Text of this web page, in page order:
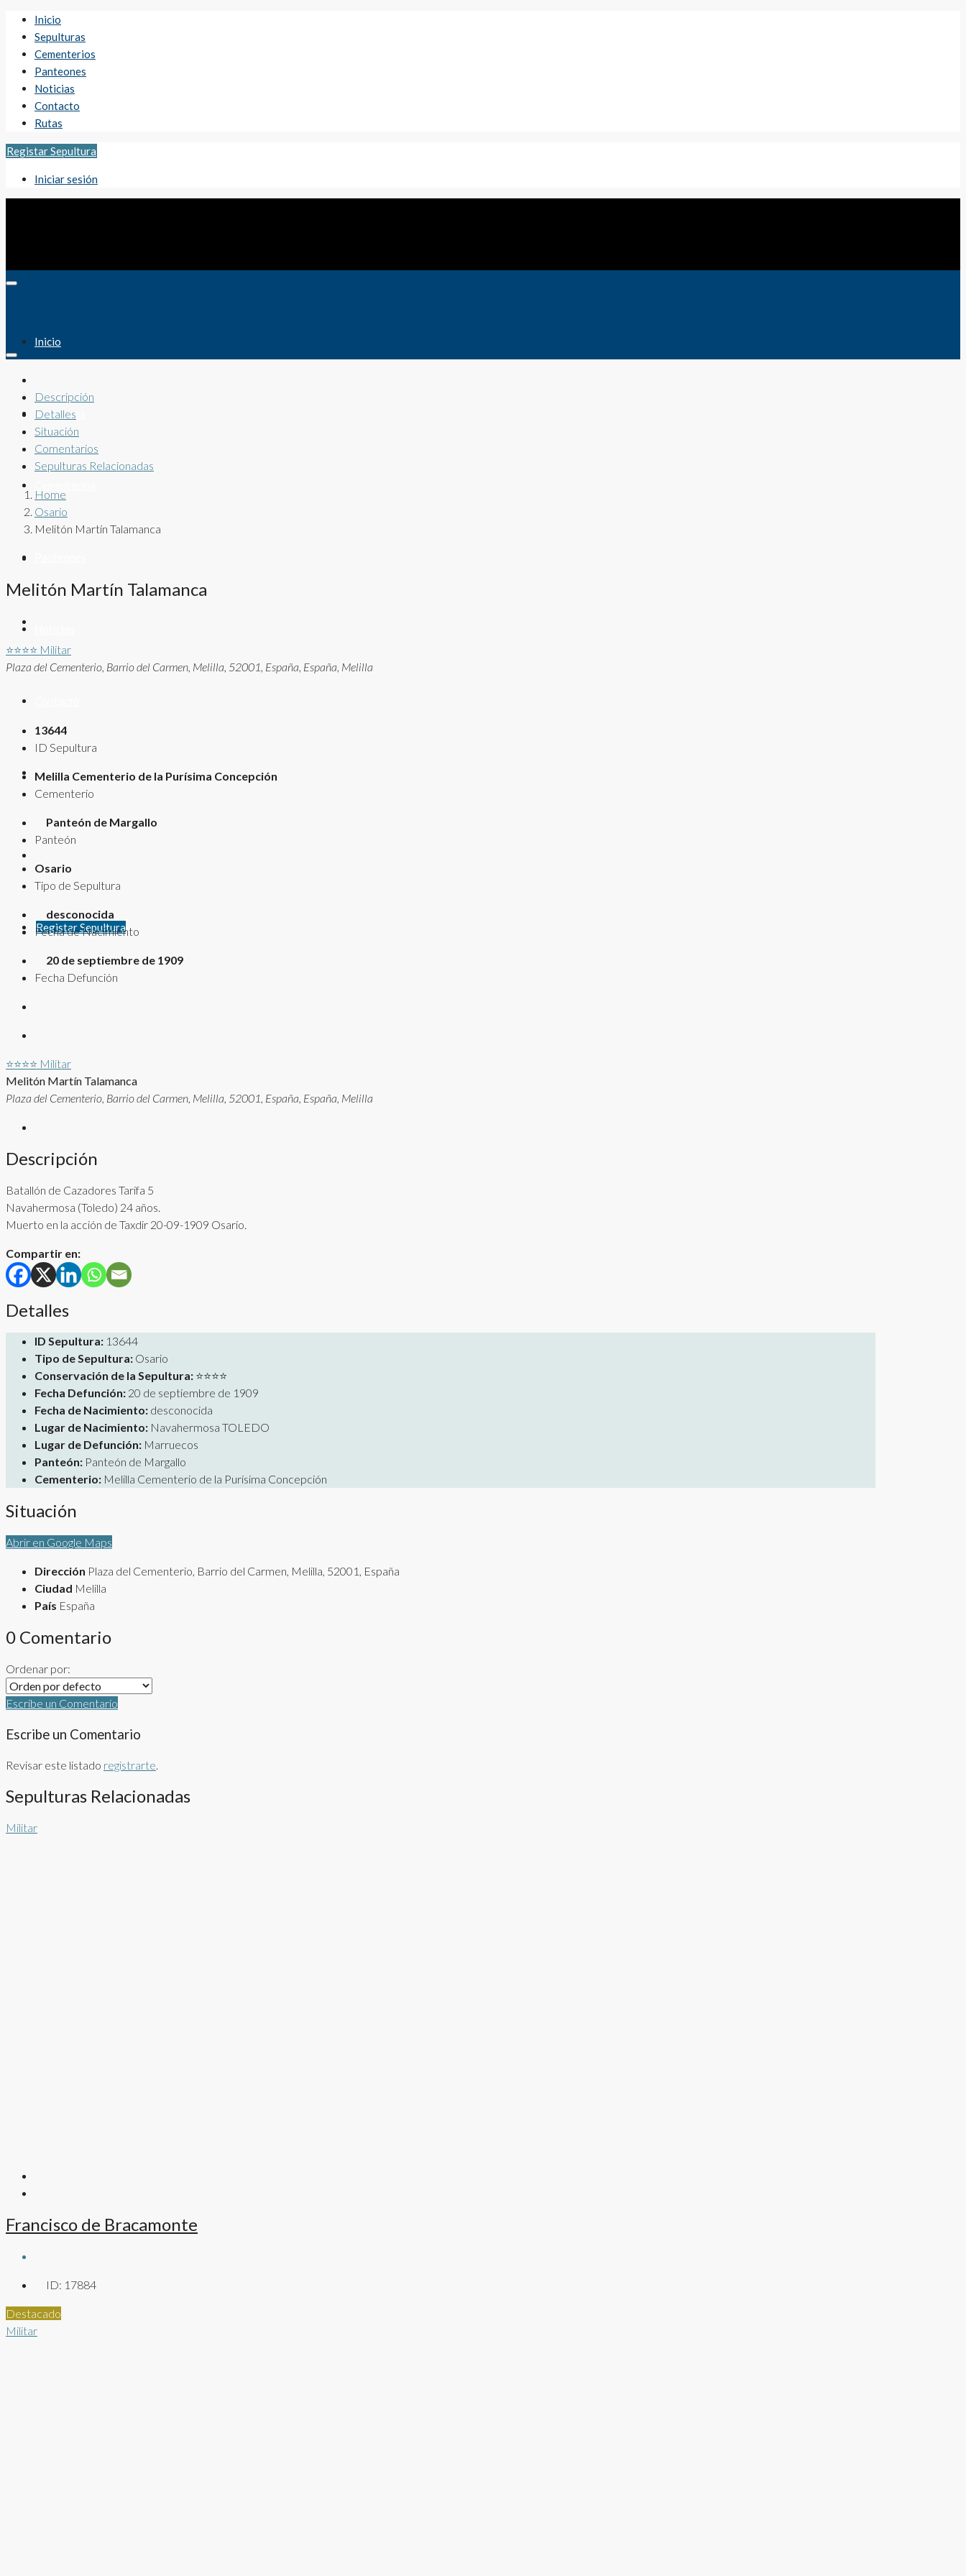
Inicio
Sepulturas
Cementerios
Panteones
Noticias
Contacto
Rutas
Registar Sepultura
Iniciar sesión
Inicio
Sepulturas
Rutas
Registar Sepultura
Descripción
Detalles
Situación
Comentarios
Sepulturas Relacionadas
Home
Osario
Melitón Martín Talamanca
Melitón Martín Talamanca
⭐⭐⭐⭐ Militar
Plaza del Cementerio, Barrio del Carmen, Melilla, 52001, España, España, Melilla
13644
ID Sepultura
Melilla Cementerio de la Purísima Concepción
Cementerio
Panteón de Margallo
Panteón
Osario
Tipo de Sepultura
desconocida
Fecha de Nacimiento
20 de septiembre de 1909
Fecha Defunción
⭐⭐⭐⭐ Militar
Melitón Martín Talamanca
Plaza del Cementerio, Barrio del Carmen, Melilla, 52001, España, España, Melilla
Descripción
Batallón de Cazadores Tarifa 5
Navahermosa (Toledo) 24 años.
Muerto en la acción de Taxdir 20-09-1909 Osario.
Compartir en:
Detalles
ID Sepultura: 13644
Tipo de Sepultura: Osario
Conservación de la Sepultura: ⭐⭐⭐⭐
Fecha Defunción: 20 de septiembre de 1909
Fecha de Nacimiento: desconocida
Lugar de Nacimiento: Navahermosa TOLEDO
Lugar de Defunción: Marruecos
Panteón: Panteón de Margallo
Cementerio: Melilla Cementerio de la Purísima Concepción
Situación
Abrir en Google Maps
Dirección Plaza del Cementerio, Barrio del Carmen, Melilla, 52001, España
Ciudad Melilla
País España
0 Comentario
Ordenar por:
Escribe un Comentario
Escribe un Comentario
Revisar este listado registrarte
Sepulturas Relacionadas
Militar
Francisco de Bracamonte
ID: 17884
Destacado
Militar